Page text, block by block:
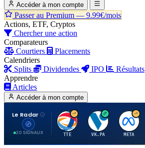
Accéder à mon compte
Passer au Premium — 9.99€/mois
Actions, ETF, Cryptos
Chercher une action
Comparateurs
Courtiers
Placements
Calendriers
Splits
Dividendes IPO
Résultats
Apprendre
Articles
Accéder à mon compte
Le Radar
20 SIGNAUX
T
TTE
V
VK.PA
M
META